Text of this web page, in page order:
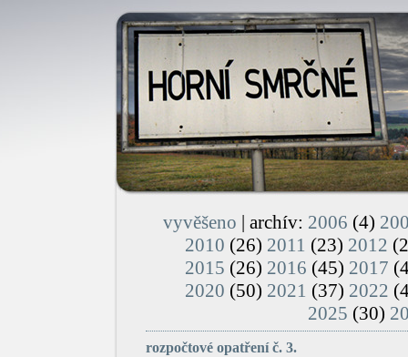
vyvěšeno | archív: 2006 (4)
2010 (26) 2011 (23) 2012
2015 (26) 2016 (45) 2017
2020 (50) 2021 (37) 2022
2025 (30)
rozpočtové opatření č. 3.